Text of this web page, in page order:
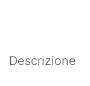
Descrizione